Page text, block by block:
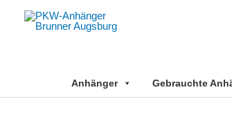
Anhänger Gebrauchte